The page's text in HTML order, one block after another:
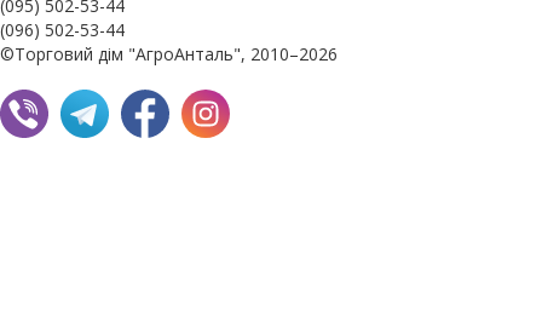
(095) 502-53-44
(096) 502-53-44
©Торговий дім "АгроАнталь", 2010–2026